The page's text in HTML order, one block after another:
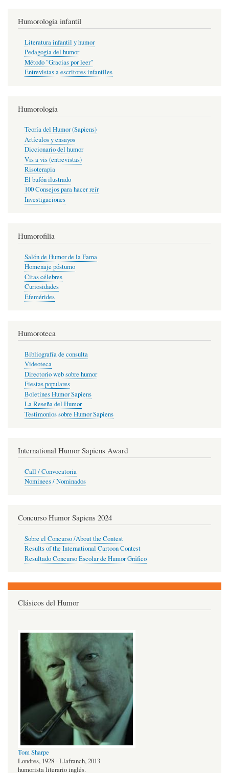
Humorología infantil
Literatura infantil y humor
Pedagogía del humor
Método "Gracias por leer"
Entrevistas a escritores infantiles
Humorología
Teoría del Humor (Sapiens)
Artículos y ensayos
Diccionario del humor
Vis a vis (entrevistas)
Risoterapia
El bufón ilustrado
100 Consejos para hacer reír
Investigaciones
Humorofilia
Salón de Humor de la Fama
Homenaje póstumo
Citas célebres
Curiosidades
Efemérides
Humoroteca
Bibliografía de consulta
Videoteca
Directorio web sobre humor
Fiestas populares
Boletines Humor Sapiens
La Reseña del Humor
Testimonios sobre Humor Sapiens
International Humor Sapiens Award
Call / Convocatoria
Nominees / Nominados
Concurso Humor Sapiens 2024
Sobre el Concurso /About the Contest
Results of the International Cartoon Contest
Resultado Concurso Escolar de Humor Gráfico
Clásicos del Humor
Tom Sharpe
Londres, 1928 - Llafranch, 2013
humorista literario inglés.